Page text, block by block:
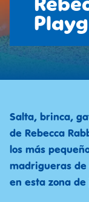
Salta, brinca,
de Rebecca
los más
madrigueras de
en esta zona